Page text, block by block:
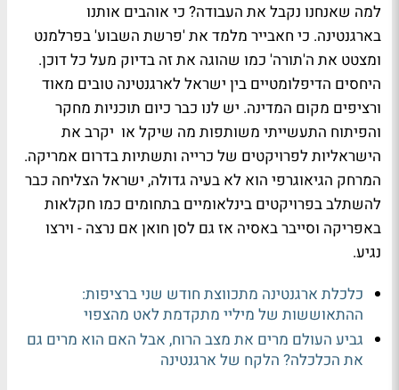
למה שאנחנו נקבל את העבודה? כי אוהבים אותנו
בארגנטינה. כי חאבייר מלמד את 'פרשת השבוע' בפרלמנט
ומצטט את ה'תורה' כמו שהוגה את זה בדיוק מעל כל דוכן.
היחסים הדיפלומטיים בין ישראל לארגנטינה טובים מאוד
ורציפים מקום המדינה. יש לנו כבר כיום תוכניות מחקר
והפיתוח התעשייתי משותפות מה שיקל או יקרב את
הישראליות לפרויקטים של כרייה ותשתיות בדרום אמריקה.
המרחק הגיאוגרפי הוא לא בעיה גדולה, ישראל הצליחה כבר
להשתלב בפרויקטים בינלאומיים בתחומים כמו חקלאות
באפריקה וסייבר באסיה אז גם לסן חואן אם נרצה - וירצו
נגיע.
כלכלת ארגנטינה מתכווצת חודש שני ברציפות:
ההתאוששות של מיליי מתקדמת לאט מהצפוי
גביע העולם מרים את מצב הרוח, אבל האם הוא מרים גם
את הכלכלה? הלקח של ארגנטינה